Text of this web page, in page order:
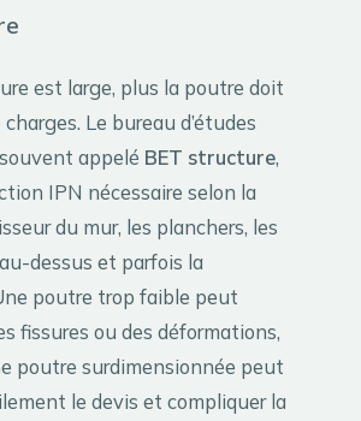
est large, plus la poutre doit
Le bureau d’études
appelé BET structure,
IPN nécessaire selon la
du mur, les planchers, les
dessus et parfois la
poutre trop faible peut
fissures ou des déformations,
poutre surdimensionnée peut
le devis et compliquer la